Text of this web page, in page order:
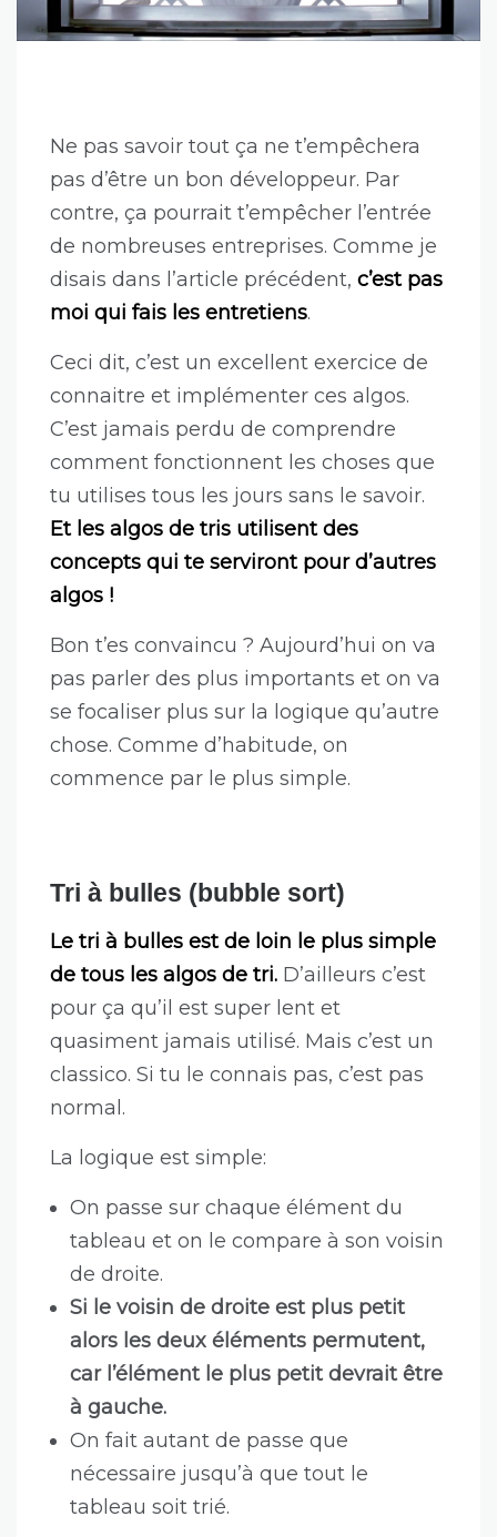
Ne pas savoir tout ça ne t’empêchera
pas d’être un bon développeur. Par
contre, ça pourrait t’empêcher l’entrée
de nombreuses entreprises. Comme je
disais dans l’article précédent, c’est pas
moi qui fais les entretiens.
Ceci dit, c’est un excellent exercice de
connaitre et implémenter ces algos.
C’est jamais perdu de comprendre
comment fonctionnent les choses que
tu utilises tous les jours sans le savoir.
Et les algos de tris utilisent des
concepts qui te serviront pour d’autres
algos !
Bon t’es convaincu ? Aujourd’hui on va
pas parler des plus importants et on va
se focaliser plus sur la logique qu’autre
chose. Comme d’habitude, on
commence par le plus simple.
Tri à bulles (bubble sort)
Le tri à bulles est de loin le plus simple
de tous les algos de tri. D’ailleurs c’est
pour ça qu’il est super lent et
quasiment jamais utilisé. Mais c’est un
classico. Si tu le connais pas, c’est pas
normal.
La logique est simple:
On passe sur chaque élément du
tableau et on le compare à son voisin
de droite.
Si le voisin de droite est plus petit
alors les deux éléments permutent,
car l’élément le plus petit devrait être
à gauche.
On fait autant de passe que
nécessaire jusqu’à que tout le
tableau soit trié.